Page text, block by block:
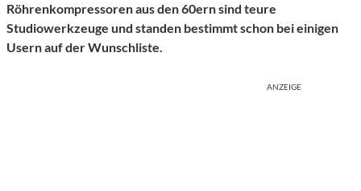
Röhrenkompressoren aus den 60ern sind teure
Studiowerkzeuge und standen bestimmt schon bei einigen
Usern auf der Wunschliste.
ANZEIGE